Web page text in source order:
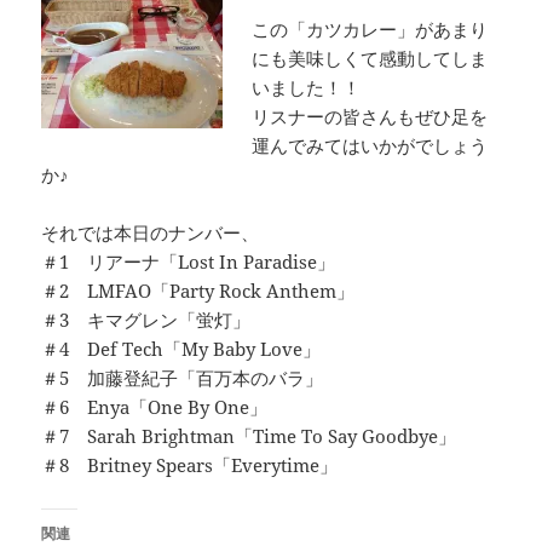
この「カツカレー」があまり
にも美味しくて感動してしま
いました！！
リスナーの皆さんもぜひ足を
運んでみてはいかがでしょう
か♪
それでは本日のナンバー、
＃1 リアーナ「Lost In Paradise」
＃2 LMFAO「Party Rock Anthem」
＃3 キマグレン「蛍灯」
＃4 Def Tech「My Baby Love」
＃5 加藤登紀子「百万本のバラ」
＃6 Enya「One By One」
＃7 Sarah Brightman「Time To Say Goodbye」
＃8 Britney Spears「Everytime」
関連